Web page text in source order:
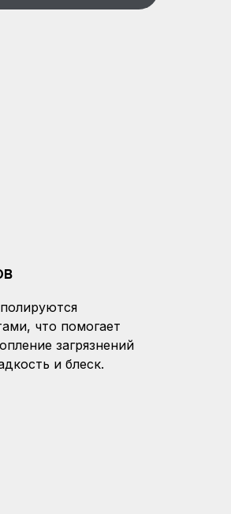
что помогает
загрязнений
и блеск.